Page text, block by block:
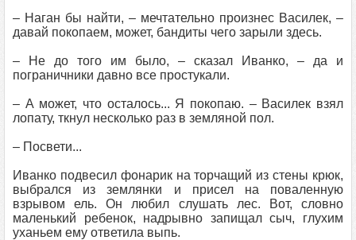
– Наган бы найти, – мечтательно произнес Василек, –
давай покопаем, может, бандиты чего зарыли здесь.
– Не до того им было, – сказал Иванко, – да и
пограничники давно все простукали.
– А может, что осталось... Я покопаю. – Василек взял
лопату, ткнул несколько раз в земляной пол.
– Посвети...
Иванко подвесил фонарик на торчащий из стены крюк,
выбрался из землянки и присел на поваленную
взрывом ель. Он любил слушать лес. Вот, словно
маленький ребенок, надрывно запищал сыч, глухим
уханьем ему ответила выпь.